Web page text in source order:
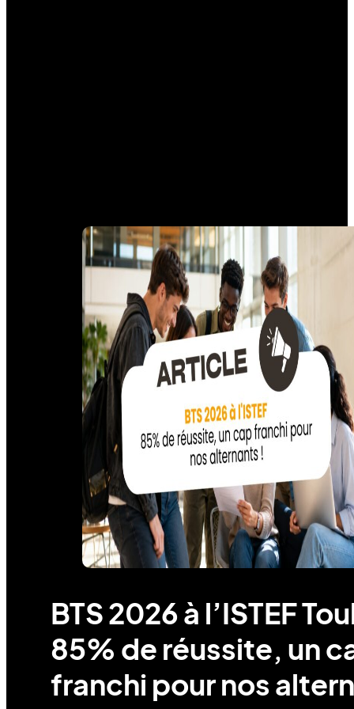
BTS 2026 à l’ISTEF
85% de réussite, un
franchi pour nos